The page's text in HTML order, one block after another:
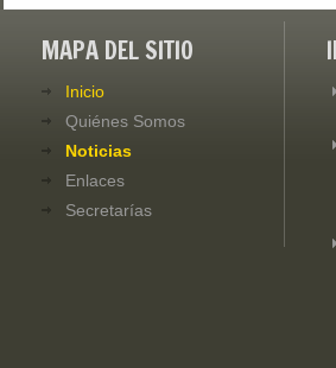
MAPA DEL SITIO
Inicio
Quiénes Somos
Noticias
Enlaces
Secretarías